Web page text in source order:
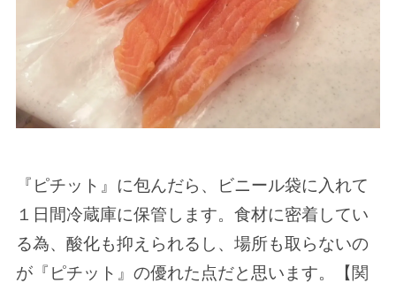
『ピチット』に包んだら、ビニール袋に入れて
１日間冷蔵庫に保管します。食材に密着してい
る為、酸化も抑えられるし、場所も取らないの
が『ピチット』の優れた点だと思います。【関